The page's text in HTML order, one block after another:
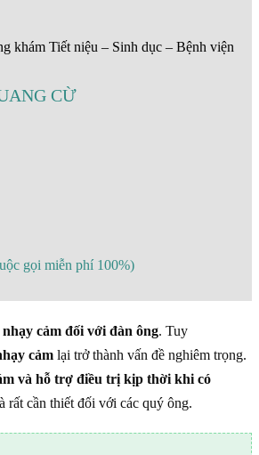
khám Tiết niệu – Sinh dục – Bệnh viện
CỪ
gọi miễn phí 100%)
cảm đối với đàn ông. Tuy
cảm lại trở thành vấn đề nghiêm trọng.
và hỗ trợ điều trị kịp thời khi có
rất cần thiết đối với các quý ông.